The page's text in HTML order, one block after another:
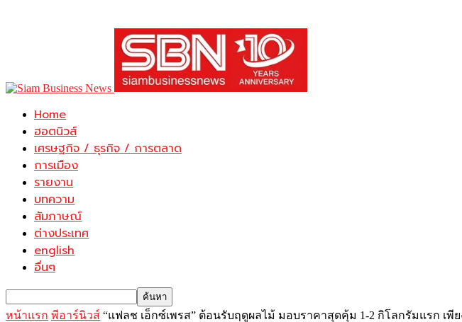
Home
ฮอตนิวส์
เศรษฐกิจ / ธุรกิจ / การตลาด
การเมือง
รายงาน
บทความ
สัมภาษณ์
ต่างประเทศ
english
อื่นๆ
หน้าแรก พีอาร์นิวส์ “แฟลช เอ็กซ์เพรส” ต้อนรับฤดูผลไม้ มอบราคาสุดคุ้ม 1-2 กิโลกรัมแรก เพี